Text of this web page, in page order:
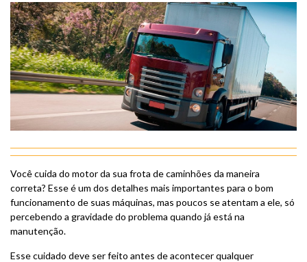
Você cuida do motor da sua frota de caminhões da maneira
correta? Esse é um dos detalhes mais importantes para o bom
funcionamento de suas máquinas, mas poucos se atentam a ele, só
percebendo a gravidade do problema quando já está na
manutenção.
Esse cuidado deve ser feito antes de acontecer qualquer